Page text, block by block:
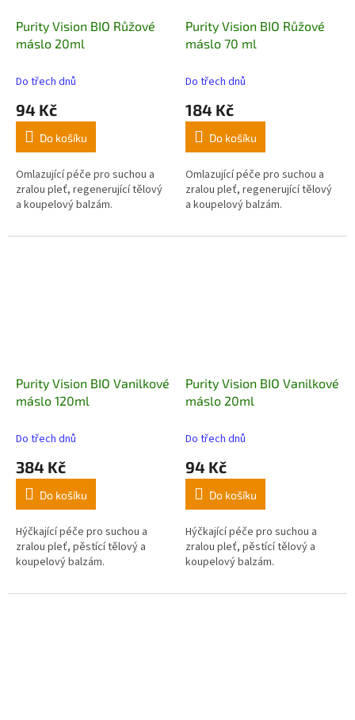
Purity Vision BIO Růžové
máslo 20ml
Do třech dnů
94 Kč
Do košíku
Omlazující péče pro suchou a
zralou pleť, regenerující tělový
a koupelový balzám.
Purity Vision BIO Růžové
máslo 70 ml
Do třech dnů
184 Kč
Do košíku
Omlazující péče pro suchou a
zralou pleť, regenerující tělový
a koupelový balzám.
Purity Vision BIO Vanilkové
máslo 120ml
Do třech dnů
384 Kč
Do košíku
Hýčkající péče pro suchou a
zralou pleť, pěstící tělový a
koupelový balzám.
Purity Vision BIO Vanilkové
máslo 20ml
Do třech dnů
94 Kč
Do košíku
Hýčkající péče pro suchou a
zralou pleť, pěstící tělový a
koupelový balzám.